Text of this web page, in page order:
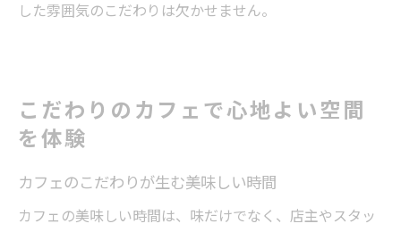
した雰囲気のこだわりは欠かせません。
こだわりのカフェで心地よい空間
を体験
カフェのこだわりが生む美味しい時間
カフェの美味しい時間は、味だけでなく、店主やスタッ